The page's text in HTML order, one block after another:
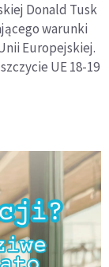
Donald Tusk
warunki
Europejskiej.
UE 18-19